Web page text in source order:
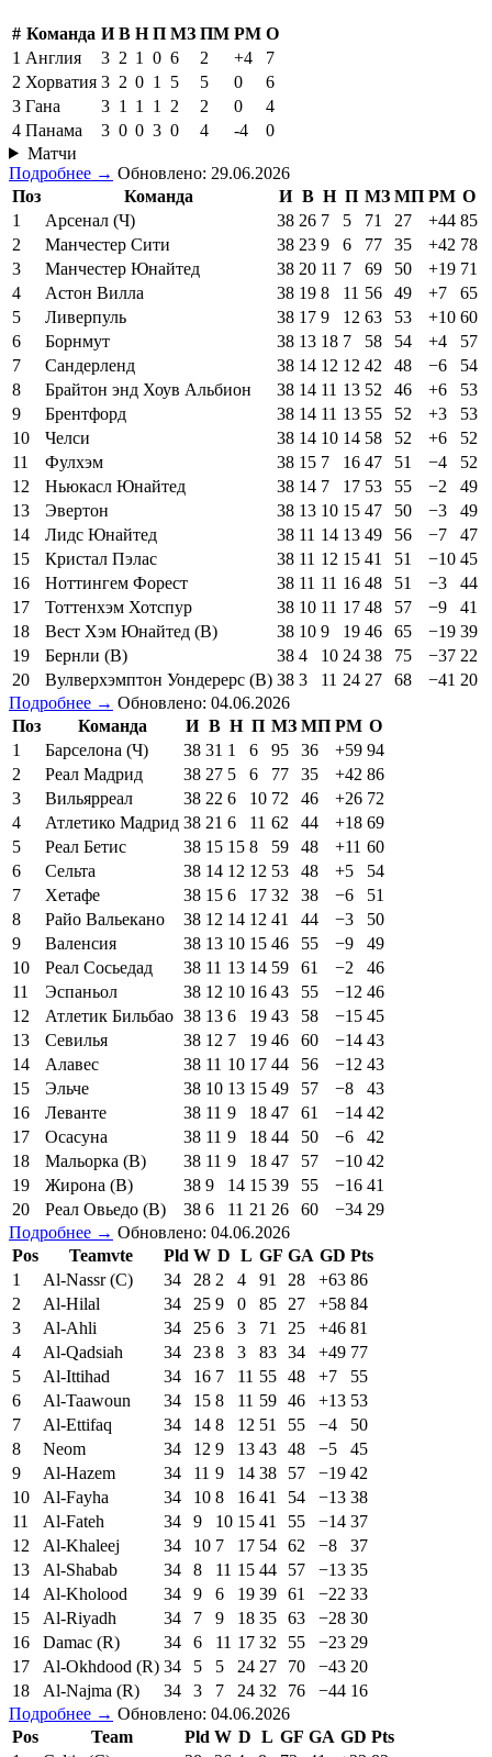
# Команда И В Н П МЗ ПМ РМ О
1 Англия 3 2 1 0 6 2 +4
7
2 Хорватия 3 2 0 1 5 5 0
6
3 Гана 3 1 1 1 2 2 0
4
4 Панама 3 0 0 3 0 4 -4
0
Матчи
Подробнее → Обновлено: 29.06.2026
Поз
Команда И В Н П МЗ МП РМ О
1
Арсенал (Ч) 38 26 7 5 71 27 +44 85
2
Манчестер Сити 38 23 9 6 77 35 +42 78
3
Манчестер Юнайтед 38 20 11 7 69 50 +19 71
4
Астон Вилла 38 19 8 11 56 49 +7
65
5
Ливерпуль 38 17 9 12 63 53 +10 60
6
Борнмут 38 13 18 7 58 54 +4
57
7
Сандерленд 38 14 12 12 42 48 −6
54
8
Брайтон энд Хоув Альбион 38 14 11 13 52 46 +6
53
9
Брентфорд 38 14 11 13 55 52 +3
53
10
Челси 38 14 10 14 58 52 +6
52
11
Фулхэм 38 15 7 16 47 51 −4
52
12
Ньюкасл Юнайтед 38 14 7 17 53 55 −2
49
13
Эвертон 38 13 10 15 47 50 −3
49
14
Лидс Юнайтед 38 11 14 13 49 56 −7
47
15
Кристал Пэлас 38 11 12 15 41 51 −10 45
16
Ноттингем Форест 38 11 11 16 48 51 −3
44
17
Тоттенхэм Хотспур 38 10 11 17 48 57 −9
41
18
Вест Хэм Юнайтед (В) 38 10 9 19 46 65 −19 39
19
Бернли (В) 38 4 10 24 38 75 −37 22
20
Вулверхэмптон Уондерерс (В) 38 3 11 24 27 68 −41 20
Подробнее → Обновлено: 04.06.2026
Поз
Команда И В Н П МЗ МП РМ О
1
Барселона (Ч) 38 31 1 6 95 36 +59 94
2
Реал Мадрид 38 27 5 6 77 35 +42 86
3
Вильярреал 38 22 6 10 72 46 +26 72
4
Атлетико Мадрид 38 21 6 11 62 44 +18 69
5
Реал Бетис 38 15 15 8 59 48 +11 60
6
Сельта 38 14 12 12 53 48 +5
54
7
Хетафе 38 15 6 17 32 38 −6
51
8
Райо Вальекано 38 12 14 12 41 44 −3
50
9
Валенсия 38 13 10 15 46 55 −9
49
10
Реал Сосьедад 38 11 13 14 59 61 −2
46
11
Эспаньол 38 12 10 16 43 55 −12 46
12
Атлетик Бильбао 38 13 6 19 43 58 −15 45
13
Севилья 38 12 7 19 46 60 −14 43
14
Алавес 38 11 10 17 44 56 −12 43
15
Эльче 38 10 13 15 49 57 −8
43
16
Леванте 38 11 9 18 47 61 −14 42
17
Осасуна 38 11 9 18 44 50 −6
42
18
Мальорка (В) 38 11 9 18 47 57 −10 42
19
Жирона (В) 38 9 14 15 39 55 −16 41
20
Реал Овьедо (В) 38 6 11 21 26 60 −34 29
Подробнее → Обновлено: 04.06.2026
Pos
Teamvte Pld W D L GF GA GD Pts
1
Al-Nassr (C) 34 28 2 4 91 28 +63 86
2
Al-Hilal 34 25 9 0 85 27 +58 84
3
Al-Ahli 34 25 6 3 71 25 +46 81
4
Al-Qadsiah 34 23 8 3 83 34 +49 77
5
Al-Ittihad 34 16 7 11 55 48 +7
55
6
Al-Taawoun 34 15 8 11 59 46 +13 53
7
Al-Ettifaq 34 14 8 12 51 55 −4
50
8
Neom 34 12 9 13 43 48 −5
45
9
Al-Hazem 34 11 9 14 38 57 −19 42
10
Al-Fayha 34 10 8 16 41 54 −13 38
11
Al-Fateh 34 9 10 15 41 55 −14 37
12
Al-Khaleej 34 10 7 17 54 62 −8
37
13
Al-Shabab 34 8 11 15 44 57 −13 35
14
Al-Kholood 34 9 6 19 39 61 −22 33
15
Al-Riyadh 34 7 9 18 35 63 −28 30
16
Damac (R) 34 6 11 17 32 55 −23 29
17
Al-Okhdood (R) 34 5 5 24 27 70 −43 20
18
Al-Najma (R) 34 3 7 24 32 76 −44 16
Подробнее → Обновлено: 04.06.2026
Pos
Team Pld W D L GF GA GD Pts